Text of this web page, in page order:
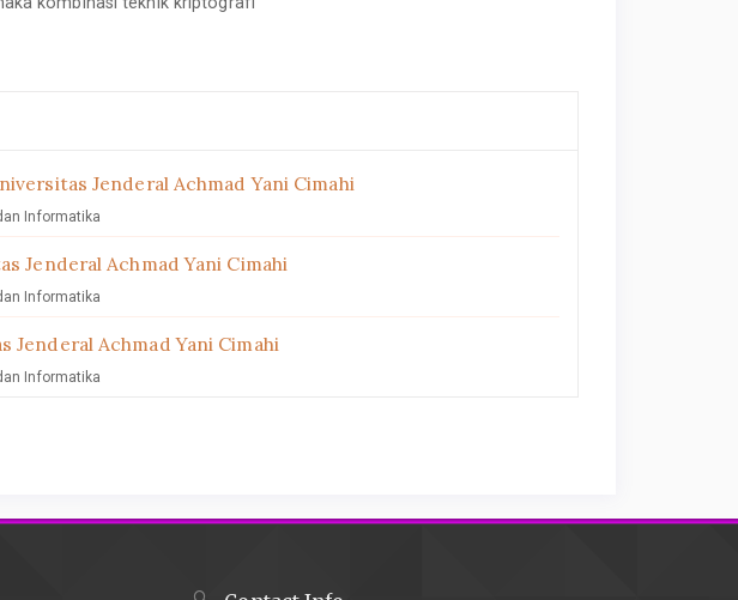
Jenderal Achmad Yani Cimahi
Informatika
Jenderal Achmad Yani Cimahi
Informatika
Jenderal Achmad Yani Cimahi
Informatika